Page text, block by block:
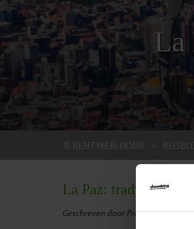
La
JE BENT HIER: HOME
La Paz: traditie en
Geschreven door Product